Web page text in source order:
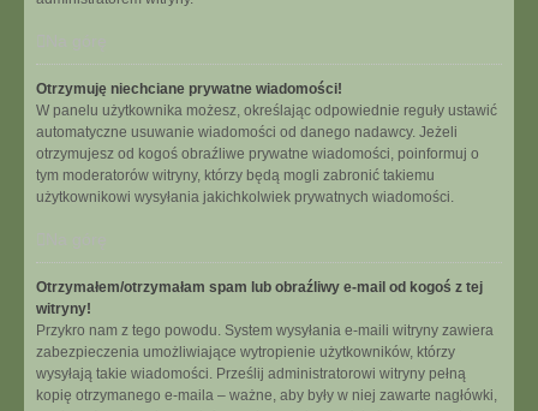
Otrzymuję niechciane prywatne wiadomości!
W panelu użytkownika możesz, określając odpowiednie reguły ustawić
automatyczne usuwanie wiadomości od danego nadawcy. Jeżeli
otrzymujesz od kogoś obraźliwe prywatne wiadomości, poinformuj o
tym moderatorów witryny, którzy będą mogli zabronić takiemu
użytkownikowi wysyłania jakichkolwiek prywatnych wiadomości.
Otrzymałem/otrzymałam spam lub obraźliwy e-mail od kogoś z tej
witryny!
Przykro nam z tego powodu. System wysyłania e-maili witryny zawiera
zabezpieczenia umożliwiające wytropienie użytkowników, którzy
wysyłają takie wiadomości. Prześlij administratorowi witryny pełną
kopię otrzymanego e-maila – ważne, aby były w niej zawarte nagłówki,